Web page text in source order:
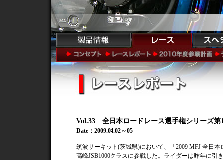
Vol.33 全日本ロードレース選手権シリーズ第
Date：2009.04.02～05
筑波サーキット(茨城県)において、「2009 MFJ 全日
高峰JSB1000クラスに参戦した。ライダーは昨年に引